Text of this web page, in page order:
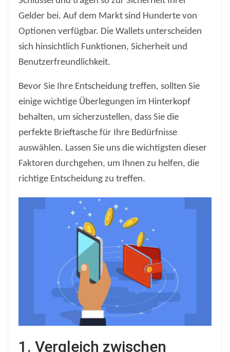
Gelder bei. Auf dem Markt sind Hunderte von
Optionen verfügbar. Die Wallets unterscheiden
sich hinsichtlich Funktionen, Sicherheit und
Benutzerfreundlichkeit.
Bevor Sie Ihre Entscheidung treffen, sollten Sie
einige wichtige Überlegungen im Hinterkopf
behalten, um sicherzustellen, dass Sie die
perfekte Brieftasche für Ihre Bedürfnisse
auswählen. Lassen Sie uns die wichtigsten dieser
Faktoren durchgehen, um Ihnen zu helfen, die
richtige Entscheidung zu treffen.
1. Vergleich zwischen